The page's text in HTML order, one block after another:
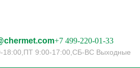
+7 499-220-01-33
ПТ 9:00-17:00, СБ-ВС Выходные